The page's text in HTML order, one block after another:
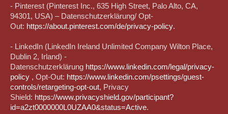
- Pinterest (Pinterest Inc., 635 High Street, Palo Alto, CA,
94301, USA) – Datenschutzerklärung/ Opt-
Out: https://about.pinterest.com/de/privacy-policy.
- LinkedIn (LinkedIn Ireland Unlimited Company Wilton Place,
Dublin 2, Irland) -
Datenschutzerklärung https://www.linkedin.com/legal/privacy-
policy , Opt-Out: https://www.linkedin.com/psettings/guest-
controls/retargeting-opt-out, Privacy
Shield: https://www.privacyshield.gov/participant?
id=a2zt0000000L0UZAA0&status=Active.